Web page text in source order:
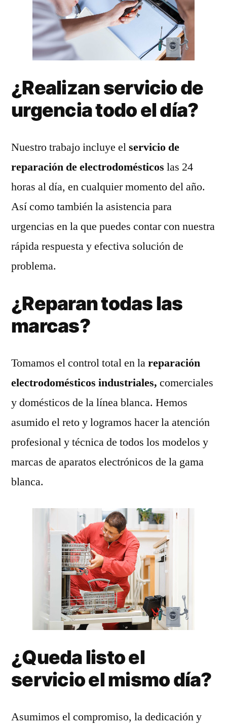
¿Realizan servicio de
urgencia todo el día?
Nuestro trabajo incluye elservicio de
reparación de electrodomésticos las 24
horas al día, en cualquier momento del año.
Así como también la asistencia para
urgencias en la que puedes contar con nuestra
rápida respuesta y efectiva solución de
problema.
¿Reparan todas las
marcas?
Tomamos el control total en lareparación
electrodomésticos industriales, comerciales
y domésticos de la línea blanca. Hemos
asumido el reto y logramos hacer la atención
profesional y técnica de todos los modelos y
marcas de aparatos electrónicos de la gama
blanca.
¿Queda listo el
servicio el mismo día?
Asumimos el compromiso, la dedicación y